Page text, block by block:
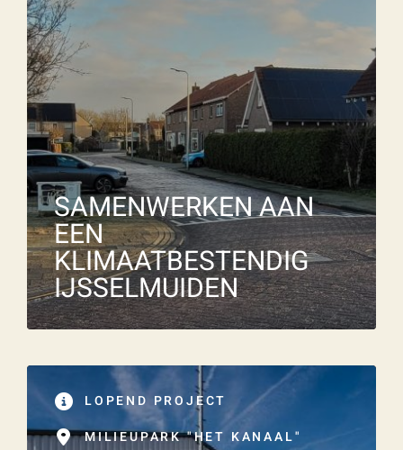
SAMENWERKEN AAN
EEN
KLIMAATBESTENDIG
IJSSELMUIDEN
LOPEND PROJECT
MILIEUPARK "HET KANAAL"